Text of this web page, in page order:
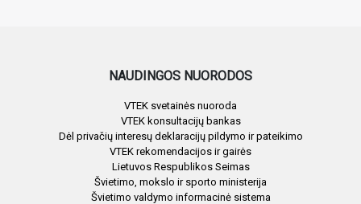
NAUDINGOS NUORODOS
VTEK svetainės nuoroda
VTEK konsultacijų bankas
Dėl privačių interesų deklaracijų pildymo ir pateikimo
VTEK rekomendacijos ir gairės
Lietuvos Respublikos Seimas
Švietimo, mokslo ir sporto ministerija
Švietimo valdymo informacinė sistema